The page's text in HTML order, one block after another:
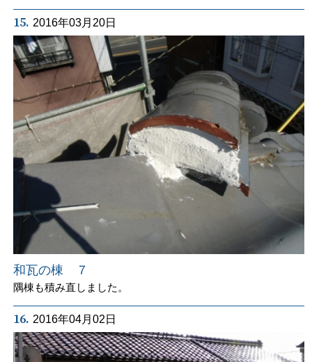
15. 2016年03月20日
和瓦の棟 ７
隅棟も積み直しました。
16. 2016年04月02日